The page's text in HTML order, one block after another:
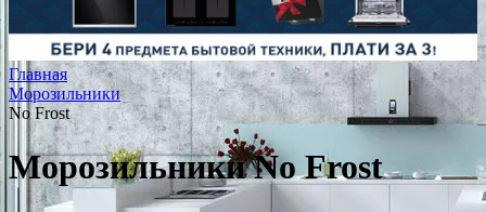
Главная
Морозильники
No Frost
Морозильники No Frost